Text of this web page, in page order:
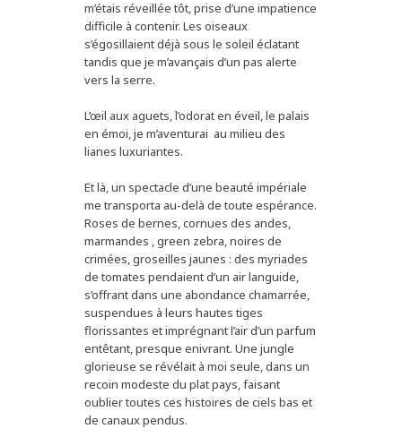
m’étais réveillée tôt, prise d’une impatience
difficile à contenir. Les oiseaux
s’égosillaient déjà sous le soleil éclatant
tandis que je m’avançais d’un pas alerte
vers la serre.
L’œil aux aguets, l’odorat en éveil, le palais
en émoi, je m’aventurai au milieu des
lianes luxuriantes.
Et là, un spectacle d’une beauté impériale
me transporta au-delà de toute espérance.
Roses de bernes, cornues des andes,
marmandes , green zebra, noires de
crimées, groseilles jaunes : des myriades
de tomates pendaient d’un air languide,
s’offrant dans une abondance chamarrée,
suspendues à leurs hautes tiges
florissantes et imprégnant l’air d’un parfum
entêtant, presque enivrant. Une jungle
glorieuse se révélait à moi seule, dans un
recoin modeste du plat pays, faisant
oublier toutes ces histoires de ciels bas et
de canaux pendus.